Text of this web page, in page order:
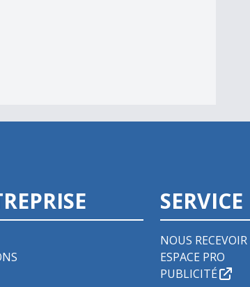
SERVICE
NOUS RECEVOIR
ESPACE PRO
PUBLICITÉ